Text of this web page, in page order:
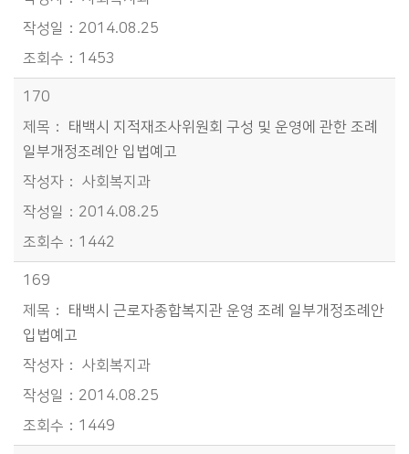
2014.08.25
1453
170
태백시 지적재조사위원회 구성 및 운영에 관한 조례
일부개정조례안 입법예고
사회복지과
2014.08.25
1442
169
태백시 근로자종합복지관 운영 조례 일부개정조례안
입법예고
사회복지과
2014.08.25
1449